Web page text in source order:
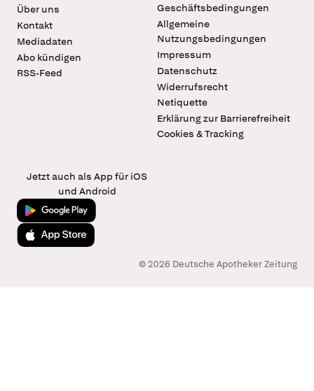
Über uns
Kontakt
Mediadaten
Abo kündigen
RSS-Feed
Geschäftsbedingungen
Allgemeine
Nutzungsbedingungen
Impressum
Datenschutz
Widerrufsrecht
Netiquette
Erklärung zur Barrierefreiheit
Cookies & Tracking
Jetzt auch als App für iOS
und Android
Jetzt bei Google Play
Laden im App Store
© 2026 Deutsche Apotheker Zeitung